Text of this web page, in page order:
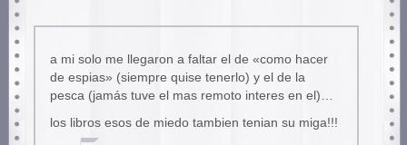
a mi solo me llegaron a faltar el de «como hacer
de espias» (siempre quise tenerlo) y el de la
pesca (jamás tuve el mas remoto interes en el)…
los libros esos de miedo tambien tenian su miga!!!